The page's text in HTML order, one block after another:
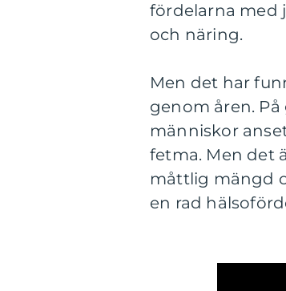
fördelarna med
och näring.
Men det har
genom åren.
människor
fetma. Men det
måttlig mängd
en rad